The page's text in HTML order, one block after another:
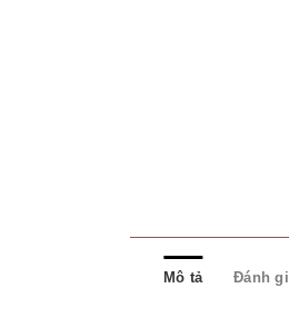
Mô tả Đánh